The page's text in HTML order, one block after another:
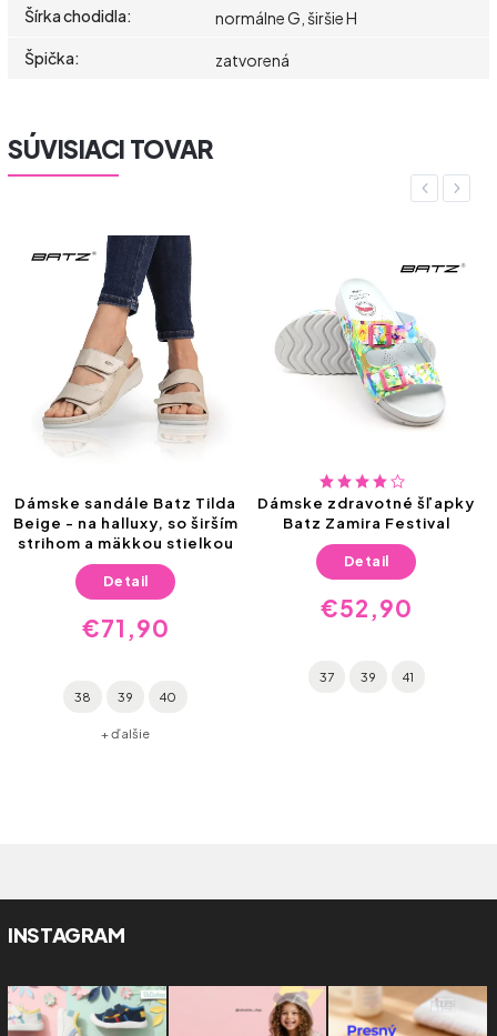
Šírka chodidla:
normálne G, širšie H
Špička: zatvorená
SÚVISIACI TOVAR
Previous
sandále Batz Tilda
- na halluxy, so širším
a mäkkou stielkou
€71,90
Detail
39 40
+ ďalšie
Dámske zdravotné šľapky
Batz Zamira Festival
€52,90
Detail
39 41
Next
INSTAGRAM